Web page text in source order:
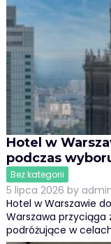
Hotel w
podczas
Bez kategorii
5 lipca 2026 by
Hotel w Warszawie
Warszawa przyciąga
podróżujące w